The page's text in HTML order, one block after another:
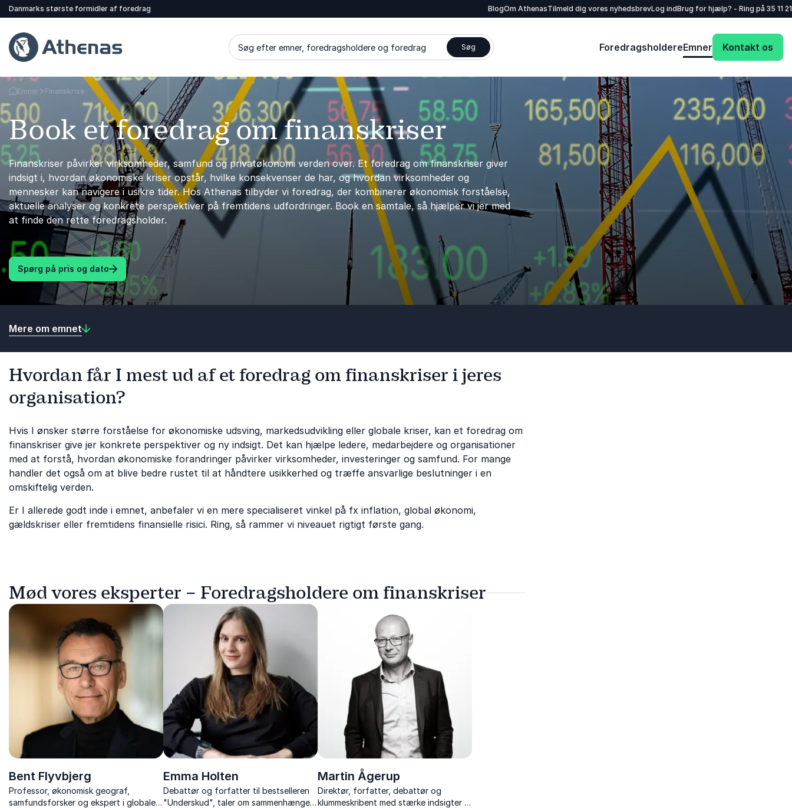
Danmarks største formidler af foredrag BlogOm AthenasTilmeld dig vores nyhedsbrevLog indBrug for hjælp? - Ring på 35 11
Søg efter emner, foredragsholdere og foredrag Søg ForedragsholdereEmner Kontakt os
Tilbage til forsiden
Emner Finanskrise
Book et foredrag om finanskriser
Finanskriser påvirker virksomheder, samfund og privatøkonomi verden over. Et foredrag om finanskriser giver
indsigt i, hvordan økonomiske kriser opstår, hvilke konsekvenser de har, og hvordan virksomheder og
mennesker kan navigere i usikre tider. Hos Athenas tilbyder vi foredrag, der kombinerer økonomisk forståelse,
aktuelle analyser og konkrete perspektiver på fremtidens udfordringer. Book en samtale, så hjælper vi jer med
at finde den rette foredragsholder.
Spørg på pris og dato
Dit navn*
E-mail*
Dit telefonnummer
Firma / Organisation
Mere om emnet
Hvordan får I mest ud af et foredrag om finanskriser i jeres
organisation?
Hvis I ønsker større forståelse for økonomiske udsving, markedsudvikling eller globale kriser, kan et foredrag om
finanskriser give jer konkrete perspektiver og ny indsigt. Det kan hjælpe ledere, medarbejdere og organisationer
med at forstå, hvordan økonomiske forandringer påvirker virksomheder, investeringer og samfund. For mange
handler det også om at blive bedre rustet til at håndtere usikkerhed og træffe ansvarlige beslutninger i en
omskiftelig verden.
Er I allerede godt inde i emnet, anbefaler vi en mere specialiseret vinkel på fx inflation, global økonomi,
gældskriser eller fremtidens finansielle risici. Ring, så rammer vi niveauet rigtigt første gang.
Mød vores eksperter – Foredragsholdere om finanskriser
Bent Flyvbjerg
Professor, økonomisk geograf,
samfundsforsker og ekspert i globale
Emma Holten
Debattør og forfatter til bestselleren
"Underskud", taler om sammenhængen
Martin Ågerup
Direktør, forfatter, debattør og
klummeskribent med stærke indsigter i